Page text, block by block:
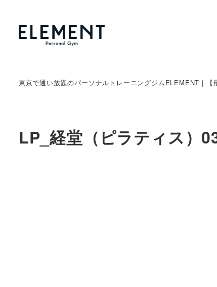
東京で通い放題のパーソナルトレーニングジムELEMENT｜【
LP_経堂（ピラティス）